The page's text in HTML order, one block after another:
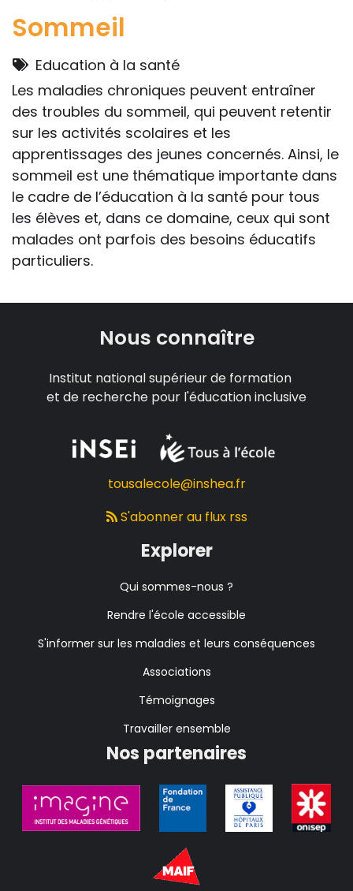
Sommeil
Education à la santé
Les maladies chroniques peuvent entraîner
des troubles du sommeil, qui peuvent retentir
sur les activités scolaires et les
apprentissages des jeunes concernés. Ainsi, le
sommeil est une thématique importante dans
le cadre de l’éducation à la santé pour tous
les élèves et, dans ce domaine, ceux qui sont
malades ont parfois des besoins éducatifs
particuliers.
Nous connaître
Institut national supérieur de formation
et de recherche pour l'éducation inclusive
tousalecole@inshea.fr
S'abonner au flux rss
Explorer
Qui sommes-nous ?
Rendre l'école accessible
S'informer sur les maladies et leurs conséquences
Associations
Témoignages
Travailler ensemble
Nos partenaires